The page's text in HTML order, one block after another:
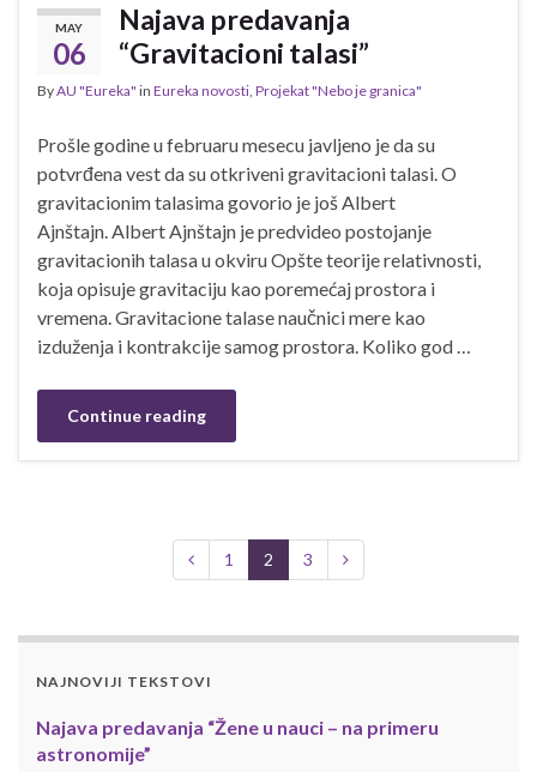
MAY
06
Najava predavanja
“Gravitacioni talasi”
ByAU "Eureka" in Eureka novosti Projekat "Nebo je granica"
Prošle godine u februaru mesecu javljeno je da su
potvrđena vest da su otkriveni gravitacioni talasi. O
gravitacionim talasima govorio je još Albert
Ajnštajn. Albert Ajnštajn je predvideo postojanje
gravitacionih talasa u okviru Opšte teorije relativnosti,
koja opisuje gravitaciju kao poremećaj prostora i
vremena. Gravitacione talase naučnici mere kao
izduženja i kontrakcije samog prostora. Koliko god …
Continue reading
1 2 3
NAJNOVIJI TEKSTOVI
Najava predavanja “Žene u nauci – na primeru
astronomije”